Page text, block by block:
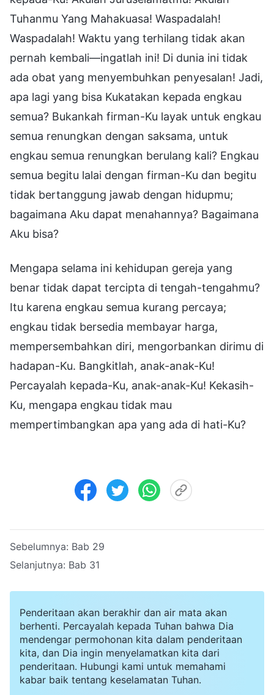
Tuhanmu Yang Mahakuasa! Waspadalah!
Waspadalah! Waktu yang terhilang tidak akan
pernah kembali—ingatlah ini! Di dunia ini tidak
ada obat yang menyembuhkan penyesalan! Jadi,
apa lagi yang bisa Kukatakan kepada engkau
semua? Bukankah firman-Ku layak untuk engkau
semua renungkan dengan saksama, untuk
engkau semua renungkan berulang kali? Engkau
semua begitu lalai dengan firman-Ku dan begitu
tidak bertanggung jawab dengan hidupmu;
bagaimana Aku dapat menahannya? Bagaimana
Aku bisa?
Mengapa selama ini kehidupan gereja yang
benar tidak dapat tercipta di tengah-tengahmu?
Itu karena engkau semua kurang percaya;
engkau tidak bersedia membayar harga,
mempersembahkan diri, mengorbankan dirimu di
hadapan-Ku. Bangkitlah, anak-anak-Ku!
Percayalah kepada-Ku, anak-anak-Ku! Kekasih-
Ku, mengapa engkau tidak mau
mempertimbangkan apa yang ada di hati-Ku?
Sebelumnya: Bab 29
Selanjutnya: Bab 31
Penderitaan akan berakhir dan air mata akan
berhenti. Percayalah kepada Tuhan bahwa Dia
mendengar permohonan kita dalam penderitaan
kita, dan Dia ingin menyelamatkan kita dari
penderitaan. Hubungi kami untuk memahami
kabar baik tentang keselamatan Tuhan.